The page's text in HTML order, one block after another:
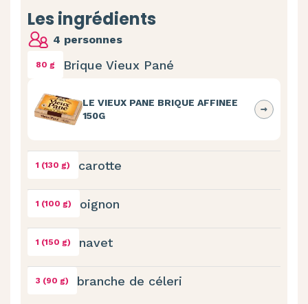
Les ingrédients
4 personnes
80 g Brique Vieux Pané
LE VIEUX PANE BRIQUE AFFINEE
150G
1 (130 g) carotte
1 (100 g) oignon
1 (150 g) navet
3 (90 g) branche de céleri